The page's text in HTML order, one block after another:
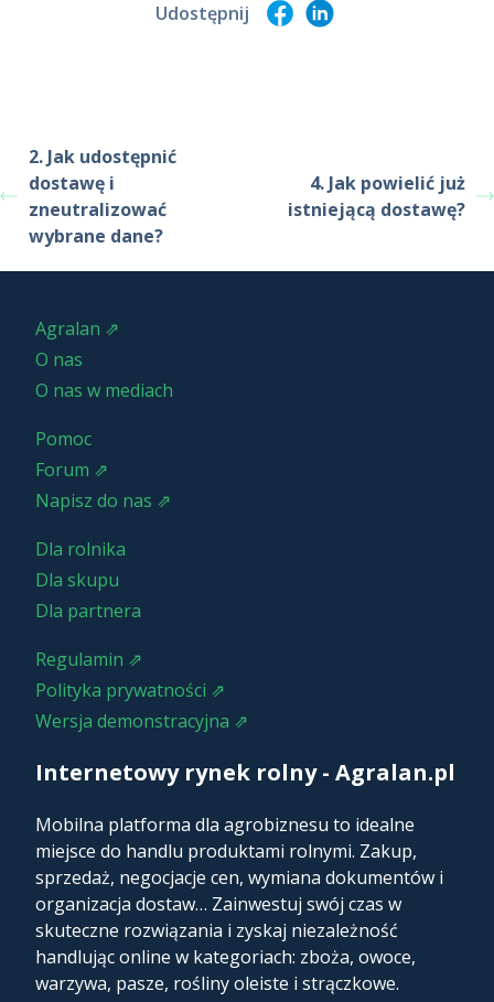
Udostępnij
2. Jak udostępnić
dostawę i
zneutralizować
wybrane dane?
4. Jak powielić już
istniejącą dostawę?
Agralan ⇗
O nas
O nas w mediach
Pomoc
Forum ⇗
Napisz do nas ⇗
Dla rolnika
Dla skupu
Dla partnera
Regulamin ⇗
Polityka prywatności ⇗
Wersja demonstracyjna ⇗
Internetowy rynek rolny - Agralan.pl
Mobilna platforma dla agrobiznesu to idealne
miejsce do handlu produktami rolnymi. Zakup,
sprzedaż, negocjacje cen, wymiana dokumentów i
organizacja dostaw… Zainwestuj swój czas w
skuteczne rozwiązania i zyskaj niezależność
handlując online w kategoriach: zboża, owoce,
warzywa, pasze, rośliny oleiste i strączkowe.